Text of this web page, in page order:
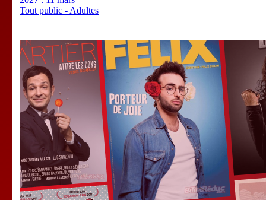
Tout public - Adultes